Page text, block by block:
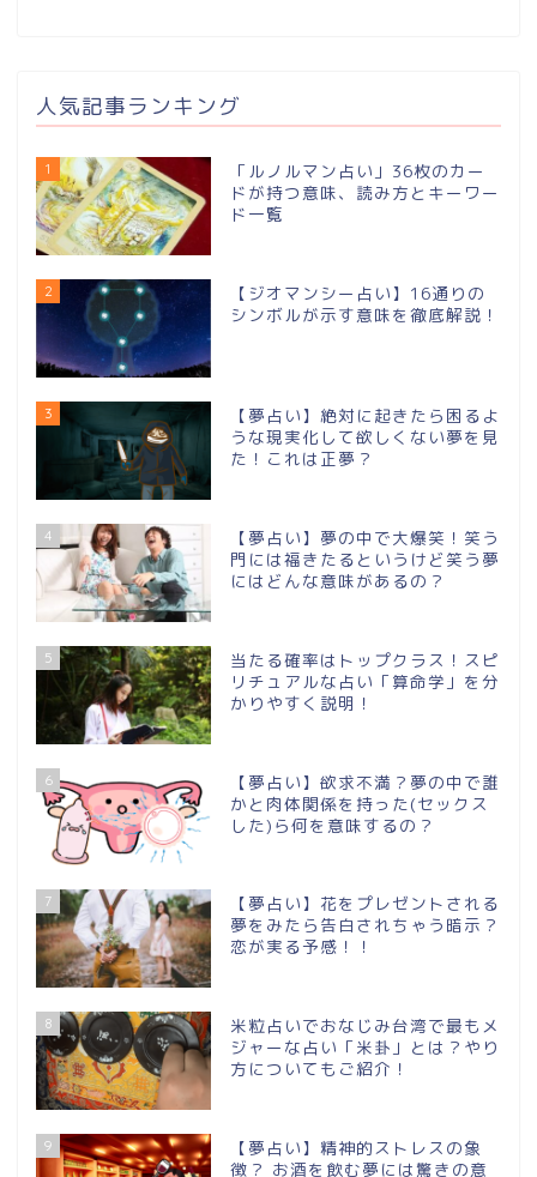
人気記事ランキング
1
「ルノルマン占い」36枚のカー
ドが持つ意味、読み方とキーワー
ド一覧
2
【ジオマンシー占い】16通りの
シンボルが⽰す意味を徹底解説！
3
【夢占い】絶対に起きたら困るよ
うな現実化して欲しくない夢を見
た！これは正夢？
4
【夢占い】夢の中で大爆笑！笑う
門には福きたるというけど笑う夢
にはどんな意味があるの？
5
当たる確率はトップクラス！スピ
リチュアルな占い「算命学」を分
かりやすく説明！
6
【夢占い】欲求不満？夢の中で誰
かと肉体関係を持った(セックス
した)ら何を意味するの？
7
【夢占い】花をプレゼントされる
夢をみたら告白されちゃう暗示？
恋が実る予感！！
8
米粒占いでおなじみ台湾で最もメ
ジャーな占い「米卦」とは？やり
方についてもご紹介！
9
【夢占い】精神的ストレスの象
徴？ お酒を飲む夢には驚きの意